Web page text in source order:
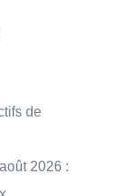
de
2026 :